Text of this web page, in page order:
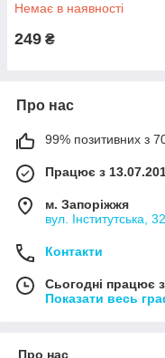
Немає в наявності
249 ₴
Про нас
99% позитивних з
Працює з
м. Запоріжжя
вул. Інститутська,
Контакти
Сьогодні працює
Показати весь
Про нас